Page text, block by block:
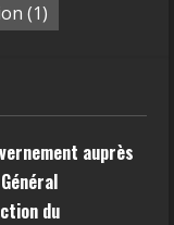
(1)
auprès
du